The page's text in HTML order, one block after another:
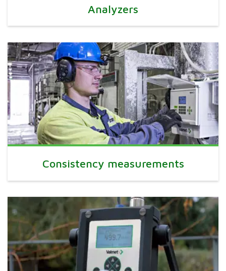
Analyzers
Consistency measurements